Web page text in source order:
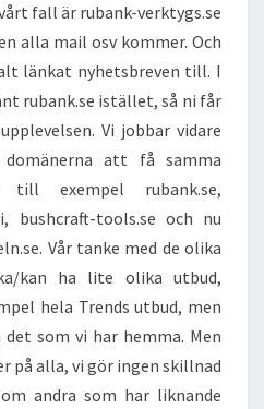
fall är rubank-verktygs.se
alla mail osv kommer. Och
länkat nyhetsbreven till. I
rubank.se istället, så ni får
Vi jobbar vidare
att få samma
exempel rubank.se,
bushcraft-tools.se och nu
Vår tanke med de olika
kan ha lite olika utbud,
hela Trends utbud, men
det som vi har hemma. Men
på alla, vi gör ingen skillnad
andra som har liknande